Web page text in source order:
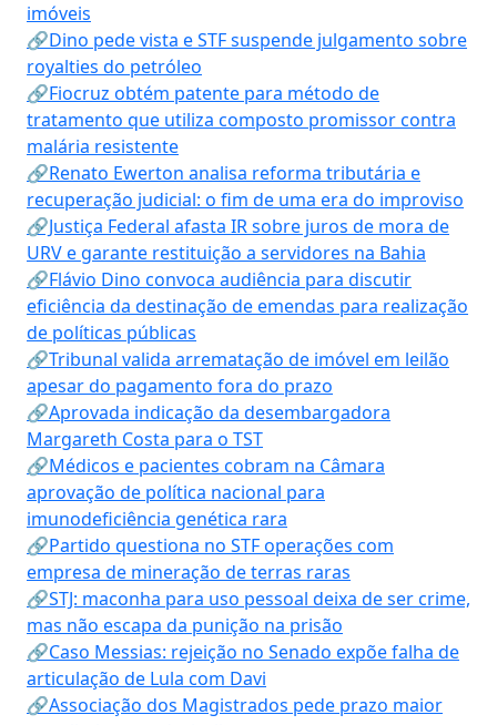
imóveis
🔗Dino pede vista e STF suspende julgamento sobre
royalties do petróleo
🔗Fiocruz obtém patente para método de
tratamento que utiliza composto promissor contra
malária resistente
🔗Renato Ewerton analisa reforma tributária e
recuperação judicial: o fim de uma era do improviso
🔗Justiça Federal afasta IR sobre juros de mora de
URV e garante restituição a servidores na Bahia
🔗Flávio Dino convoca audiência para discutir
eficiência da destinação de emendas para realização
de políticas públicas
🔗Tribunal valida arrematação de imóvel em leilão
apesar do pagamento fora do prazo
🔗Aprovada indicação da desembargadora
Margareth Costa para o TST
🔗Médicos e pacientes cobram na Câmara
aprovação de política nacional para
imunodeficiência genética rara
🔗Partido questiona no STF operações com
empresa de mineração de terras raras
🔗STJ: maconha para uso pessoal deixa de ser crime,
mas não escapa da punição na prisão
🔗Caso Messias: rejeição no Senado expõe falha de
articulação de Lula com Davi
🔗Associação dos Magistrados pede prazo maior